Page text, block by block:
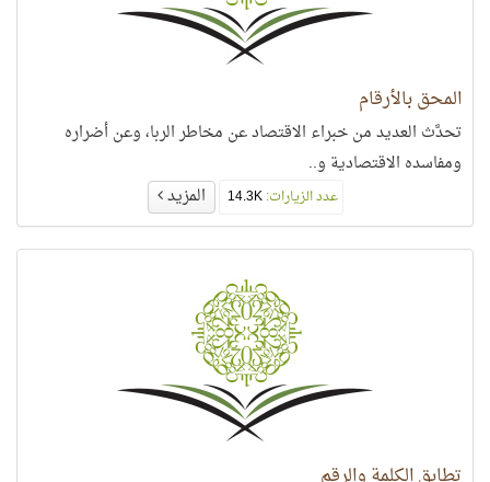
المحق بالأرقام
تحدَّث العديد من خبراء الاقتصاد عن مخاطر الربا، وعن أضراره
ومفاسده الاقتصادية و..
عدد الزيارات:14.3K المزيد